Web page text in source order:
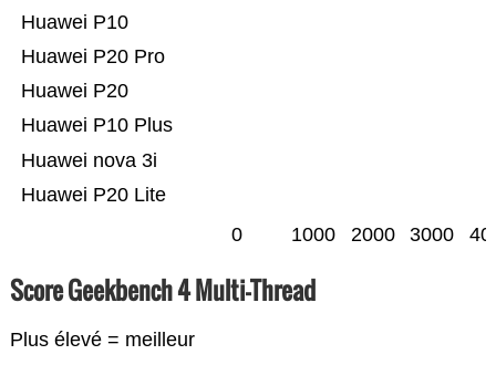
Huawei P20 Lite
Huawei nova 3i
Huawei P10 Plus
Huawei P20
Huawei P20 Pro
Huawei P10
0 1000 2000 3000
Score Geekbench 4 Multi-Thread
Plus élevé = meilleur